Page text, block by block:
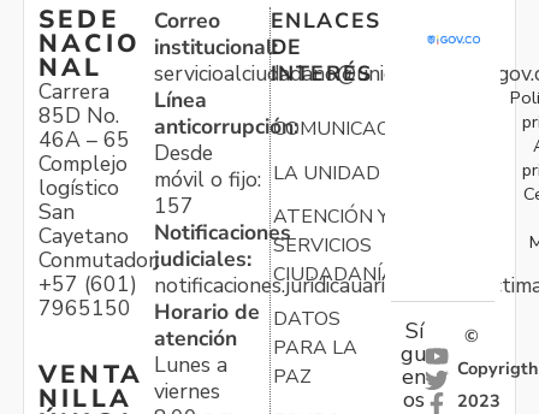
SEDE
NACIO
NAL
Carrera
85D No.
46A – 65
Complejo
logístico
San
Cayetano
Conmutador:
+57 (601)
7965150
VENTA
NILLA
Correo
institucional:
Línea
anticorrupción:
Desde
móvil o fijo:
157
Notificaciones
judiciales:
Horario de
atención
Lunes a
viernes
ENLACES
DE
INTERÉS
COMUNICACIONES
LA UNIDAD
ATENCIÓN Y
SERVICIOS
CIUDADANÍA
DATOS
PARA LA
PAZ
Sí
gu
en
os
©
Copyrigth
2023